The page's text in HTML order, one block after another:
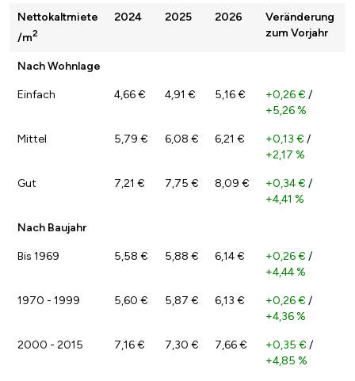
Nettokaltmiete
/m2
2024 2025 2026
Veränderung
zum Vorjahr
Nach Wohnlage
Einfach 4,66 € 4,91 € 5,16 € +0,26 € /
+5,26 %
Mittel 5,79 € 6,08 € 6,21 € +0,13 € /
+2,17 %
Gut 7,21 € 7,75 € 8,09 € +0,34 € /
+4,41 %
Nach Baujahr
Bis 1969 5,58 € 5,88 € 6,14 € +0,26 € /
+4,44 %
1970 - 1999 5,60 € 5,87 € 6,13 € +0,26 € /
+4,36 %
2000 - 2015 7,16 € 7,30 € 7,66 € +0,35 € /
+4,85 %